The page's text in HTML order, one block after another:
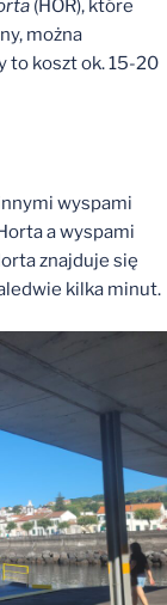
(HOR), które
można
to koszt ok. 15-20
wyspami
a wyspami
znajduje się
kilka minut.